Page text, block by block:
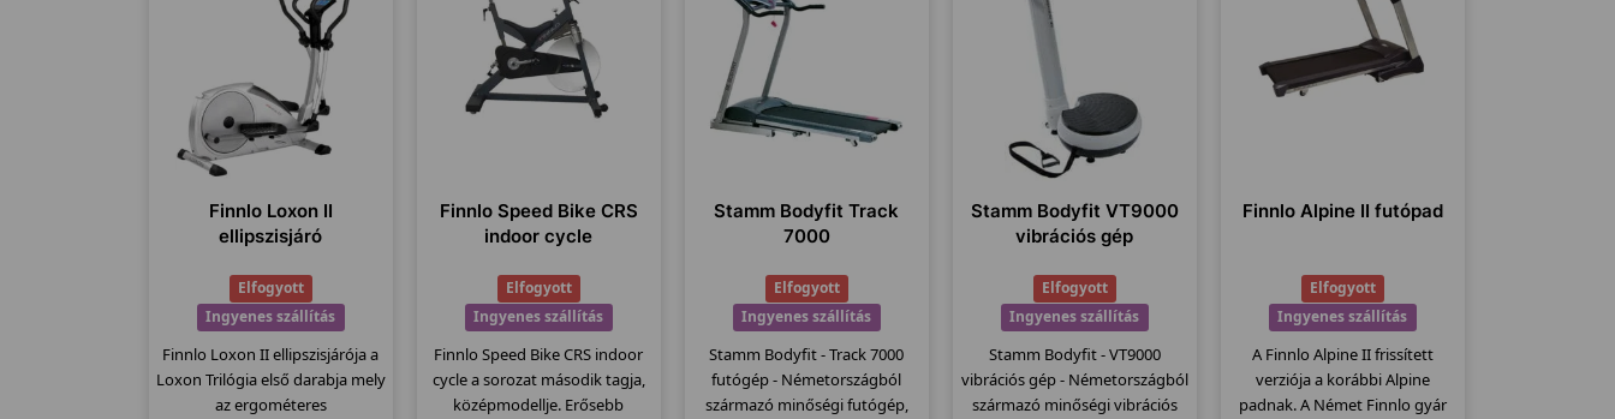
Finnlo Loxon II
ellipszisjáró
Elfogyott
Ingyenes szállítás
Finnlo Loxon II ellipszisjárója a
Loxon Trilógia első darabja mely
az ergométeres
Finnlo Speed Bike CRS
indoor cycle
Elfogyott
Ingyenes szállítás
Finnlo Speed Bike CRS indoor
cycle a sorozat második tagja,
középmodellje. Erősebb
Stamm Bodyfit Track
7000
Elfogyott
Ingyenes szállítás
Stamm Bodyfit - Track 7000
futógép - Németországból
származó minőségi futógép,
Stamm Bodyfit VT9000
vibrációs gép
Elfogyott
Ingyenes szállítás
Stamm Bodyfit - VT9000
vibrációs gép - Németországból
származó minőségi vibrációs
Finnlo Alpine II futópad
Elfogyott
Ingyenes szállítás
A Finnlo Alpine II frissített
verziója a korábbi Alpine
padnak. A Német Finnlo gyár